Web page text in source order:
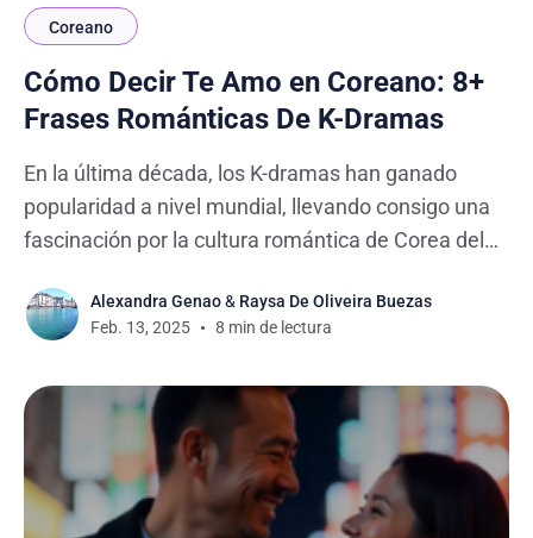
Coreano
Cómo Decir Te Amo en Coreano: 8+
Frases Románticas De K-Dramas
En la última década, los K-dramas han ganado
popularidad a nivel mundial, llevando consigo una
fascinación por la cultura romántica de Corea del
emotivos. Esto ha traído consigo un interés
renovado por aprender coreano. Si eres fan del
Alexandra Genao& Raysa De Oliveira Buezas
Feb. 13, 2025
8 min de lectura